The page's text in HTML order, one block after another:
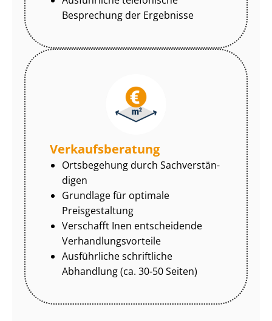
Besprechung der Ergebnisse
Ver­kaufs­be­ra­tung
Ortsbegehung durch Sach­ver­stän­
di­gen
Grundlage für optimale
Preisgestaltung
Verschafft Inen entscheidende
Ver­hand­lungs­vor­tei­le
Ausführliche schriftliche
Abhandlung (ca. 30-50 Seiten)